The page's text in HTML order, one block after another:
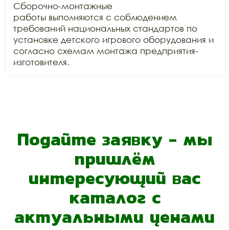
Сборочно-монтажные
работы выполняются с соблюдением
требований национальных стандартов по
установке детского игрового оборудования и
согласно схемам монтажа предприятия-
изготовителя.
Подайте заявку - мы
пришлём
интересующий вас
каталог с
актуальными ценами